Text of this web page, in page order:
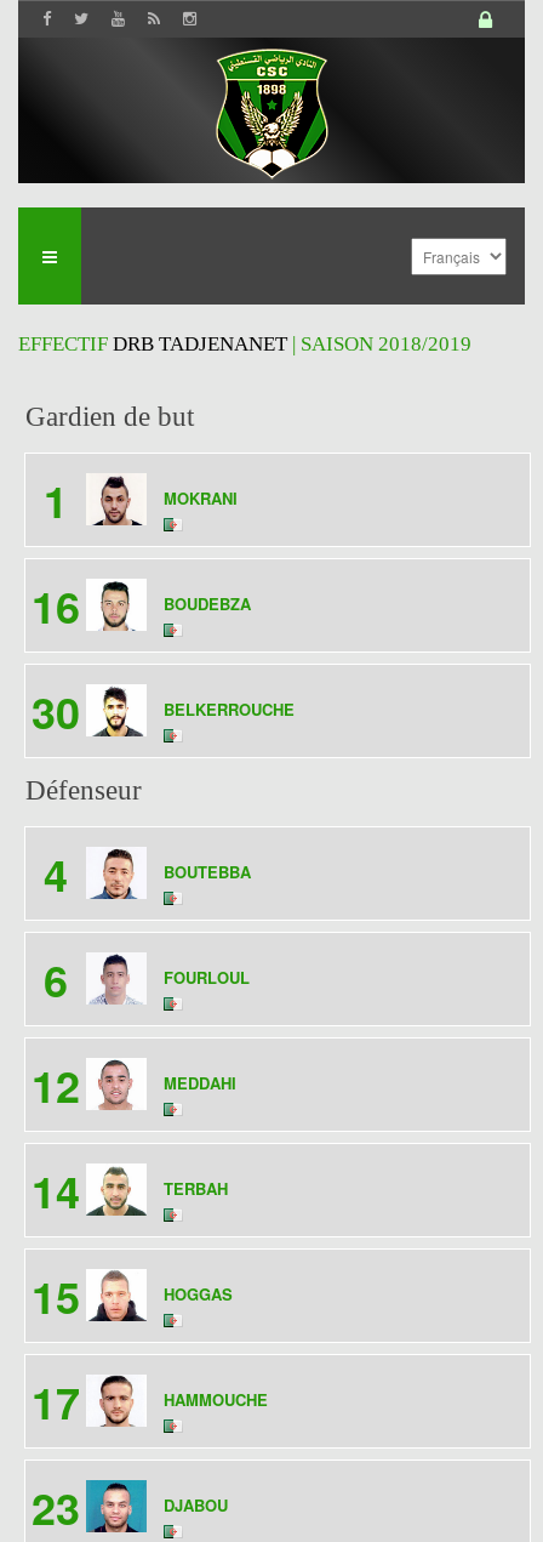
EFFECTIF DRB TADJENANET| SAISON 2018/2019
Gardien de but
1 MOKRANI
16 BOUDEBZA
30 BELKERROUCHE
Défenseur
4 BOUTEBBA
6 FOURLOUL
12 MEDDAHI
14 TERBAH
15 HOGGAS
17 HAMMOUCHE
23 DJABOU